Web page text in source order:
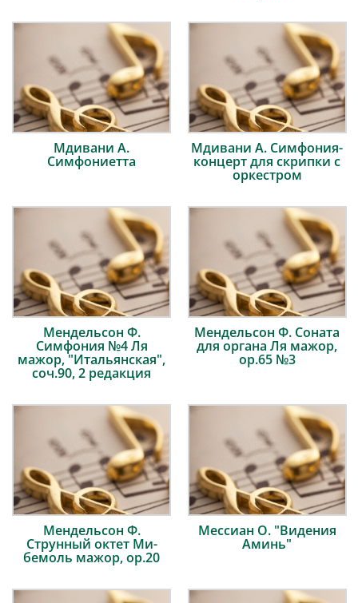
Мдивани А.
Симфониетта
Мдивани А. Симфония-
концерт для скрипки с
оркестром
Мендельсон Ф.
Симфония №4 Ля
мажор, "Итальянская",
соч.90, 2 редакция
Мендельсон Ф. Соната
для органа Ля мажор,
ор.65 №3
Мендельсон Ф.
Струнный октет Ми-
бемоль мажор, ор.20
Мессиан О. "Видения
Аминь"